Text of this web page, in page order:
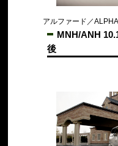
アルファード／
MNH/ANH
後